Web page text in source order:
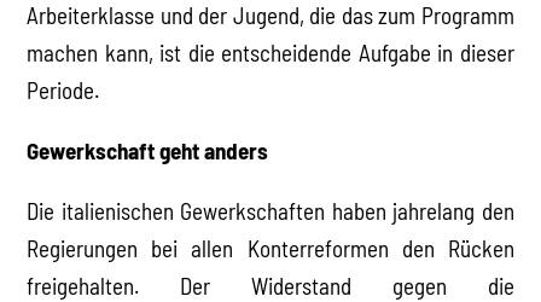
Arbeiterklasse und der Jugend, die das zum Programm
machen kann, ist die entscheidende Aufgabe in dieser
Periode.
Gewerkschaft geht anders
Die italienischen Gewerkschaften haben jahrelang den
Regierungen bei allen Konterreformen den Rücken
freigehalten. Der Widerstand gegen die